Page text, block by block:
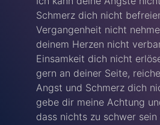
Schmerz dich nicht
Vergangenheit nicht
deinem Herzen nicht
Einsamkeit dich nicht
gern an deiner Seite,
Angst und Schmerz dich
gebe dir meine Achtung
dass nichts zu schwer